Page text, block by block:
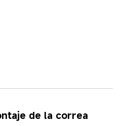
de la correa